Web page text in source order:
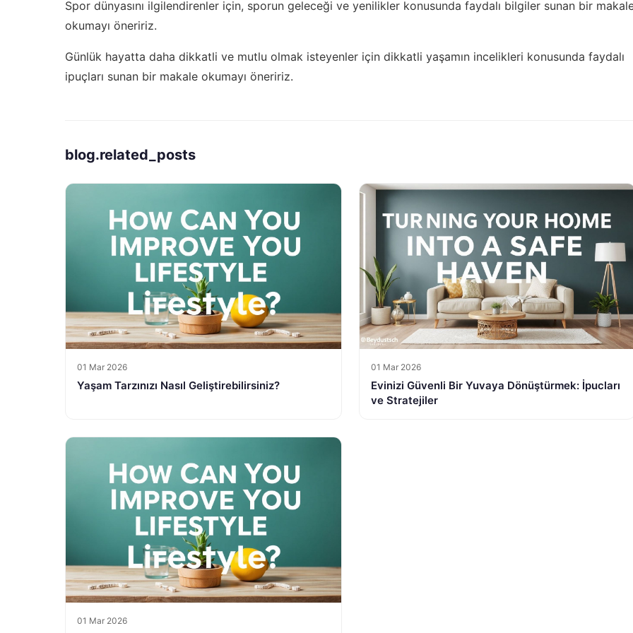
Spor dünyasını ilgilendirenler için, sporun geleceği ve yenilikler konusunda faydalı bilgiler sunan bir
okumayı öneririz.
Günlük hayatta daha dikkatli ve mutlu olmak isteyenler için dikkatli yaşamın incelikleri konusunda faydalı
ipuçları sunan bir makale okumayı öneririz.
blog.related_posts
01 Mar 2026
Yaşam Tarzınızı Nasıl Geliştirebilirsiniz?
01 Mar 2026
Evinizi Güvenli Bir Yuvaya Dönüştürmek: İpucları
ve Stratejiler
01 Mar 2026